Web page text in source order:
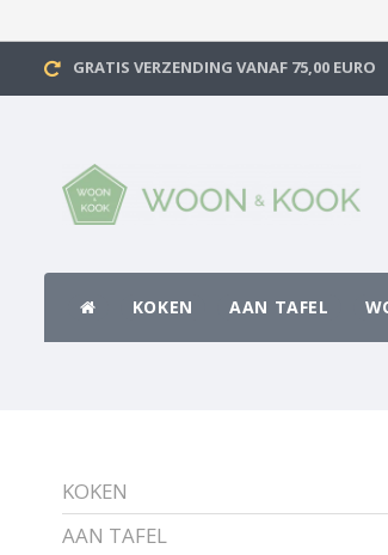
GRATIS VERZENDING VANAF 75,00 EURO
KOKEN AAN TAFEL
KOKEN
AAN TAFEL